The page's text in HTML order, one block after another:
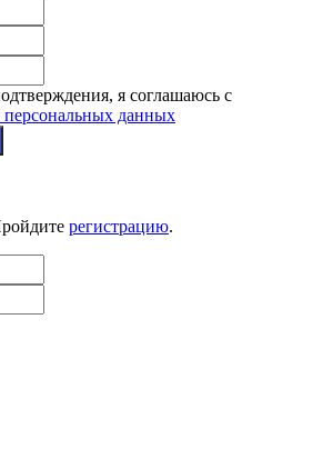
я соглашаюсь с
персональных данных
регистрацию.